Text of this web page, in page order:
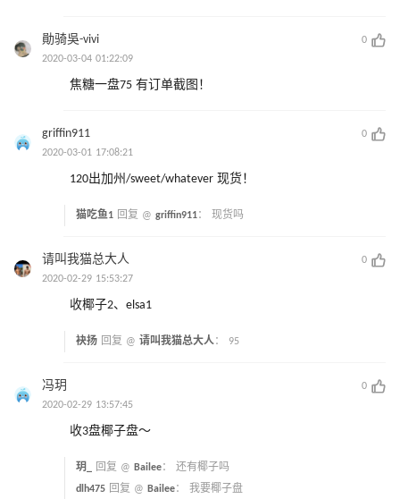
勛骑吳-vivi
0
2020-03-04 01:22:09
焦糖一盘75 有订单截图！
griffin911
0
2020-03-01 17:08:21
120出加州/sweet/whatever 现货！
猫吃鱼1 回复 @ griffin911： 现货吗
请叫我猫总大人
0
2020-02-29 15:53:27
收椰子2、elsa1
袂扬 回复 @ 请叫我猫总大人： 95
冯玥
0
2020-02-29 13:57:45
收3盘椰子盘～
玥_ 回复 @ Bailee： 还有椰子吗
dlh475 回复 @ Bailee： 我要椰子盘